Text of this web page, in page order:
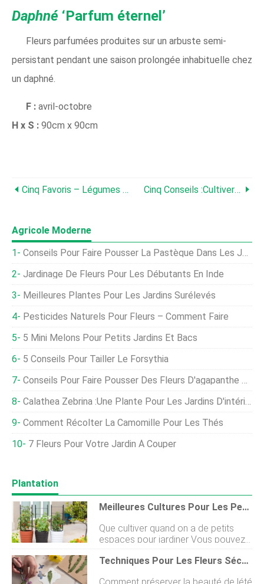
Daphné ‘Parfum éternel’
Fleurs parfumées produites sur un arbuste semi-
persistant pendant une saison prolongée inhabituelle chez
un daphné.
F : avril-octobre
H x S : 90cm x 90cm
Cinq Favoris – Légumes D'hiver Cinq Conseils :cultiver Dans De Petits Jardins
Agricole Moderne
Conseils Pour Faire Pousser La Pastèque Dans Les Jardins
Jardinage De Fleurs Pour Les Débutants En Inde
Meilleures Plantes Pour Les Jardins Surélevés
Pesticides Naturels Pour Fleurs – Comment Faire
5 Mini Melons Pour Petits Jardins Et Bacs
5 Conseils Pour Tailler Le Forsythia
Conseils Pour Faire Pousser Des Fleurs D'agapanthe Dans Des Conteneurs
Calathea Zebrina :une Plante Pour Les Jardins D'intérieur
Comment Récolter La Camomille Pour Les Thés
7 Fleurs Pour Votre Jardin À Couper
Plantation
Meilleures Cultures Pour Les Petits Potagers
Que cultiver quand on a de petits
espaces pour jardiner Vous pouvez
faire pousser des aliments frais,
même dans des espaces réduits.
Techniques Pour Les Fleurs Séchées